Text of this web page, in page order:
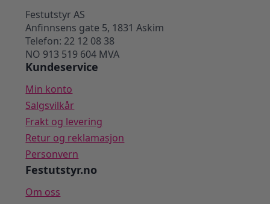
Festutstyr AS
Anfinnsens gate 5, 1831 Askim
Telefon: 22 12 08 38
NO 913 519 604 MVA
Kundeservice
Min konto
Salgsvilkår
Frakt og levering
Retur og reklamasjon
Personvern
Festutstyr.no
Om oss